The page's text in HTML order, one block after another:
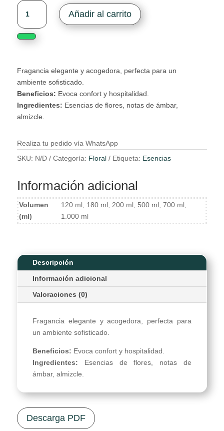
Floral
Haven
cantidad
Añadir al carrito
Fragancia elegante y acogedora, perfecta para un
ambiente sofisticado.
Beneficios: Evoca confort y hospitalidad.
Ingredientes: Esencias de flores, notas de ámbar,
almizcle.
Realiza tu pedido vía WhatsApp
SKU: N/D Categoría: Floral Etiqueta: Esencias
Información adicional
Volumen
(ml)
120 ml, 180 ml, 200 ml, 500 ml, 700 ml,
1.000 ml
Descripción
Información adicional
Valoraciones (0)
Fragancia elegante y acogedora, perfecta para
un ambiente sofisticado.
Beneficios: Evoca confort y hospitalidad.
Ingredientes: Esencias de flores, notas de
ámbar, almizcle.
Descarga PDF